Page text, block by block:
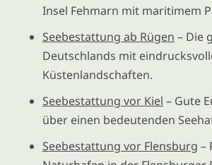
Insel Fehmarn mit maritimem
Seebestattung ab Rügen – Die
Deutschlands mit
Küstenlandschaften.
Seebestattung vor Kiel – Gute
über einen bedeutenden
Seebestattung vor Flensburg –